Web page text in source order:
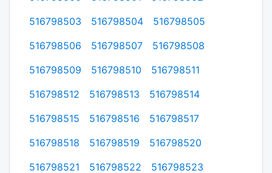
516798503
516798504
516798505
516798506
516798507
516798508
516798509
516798510
516798511
516798512
516798513
516798514
516798515
516798516
516798517
516798518
516798519
516798520
516798521
516798522
516798523